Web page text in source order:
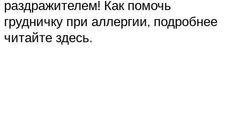
раздражителем! Как помочь
грудничку при аллергии, подробнее
читайте здесь.